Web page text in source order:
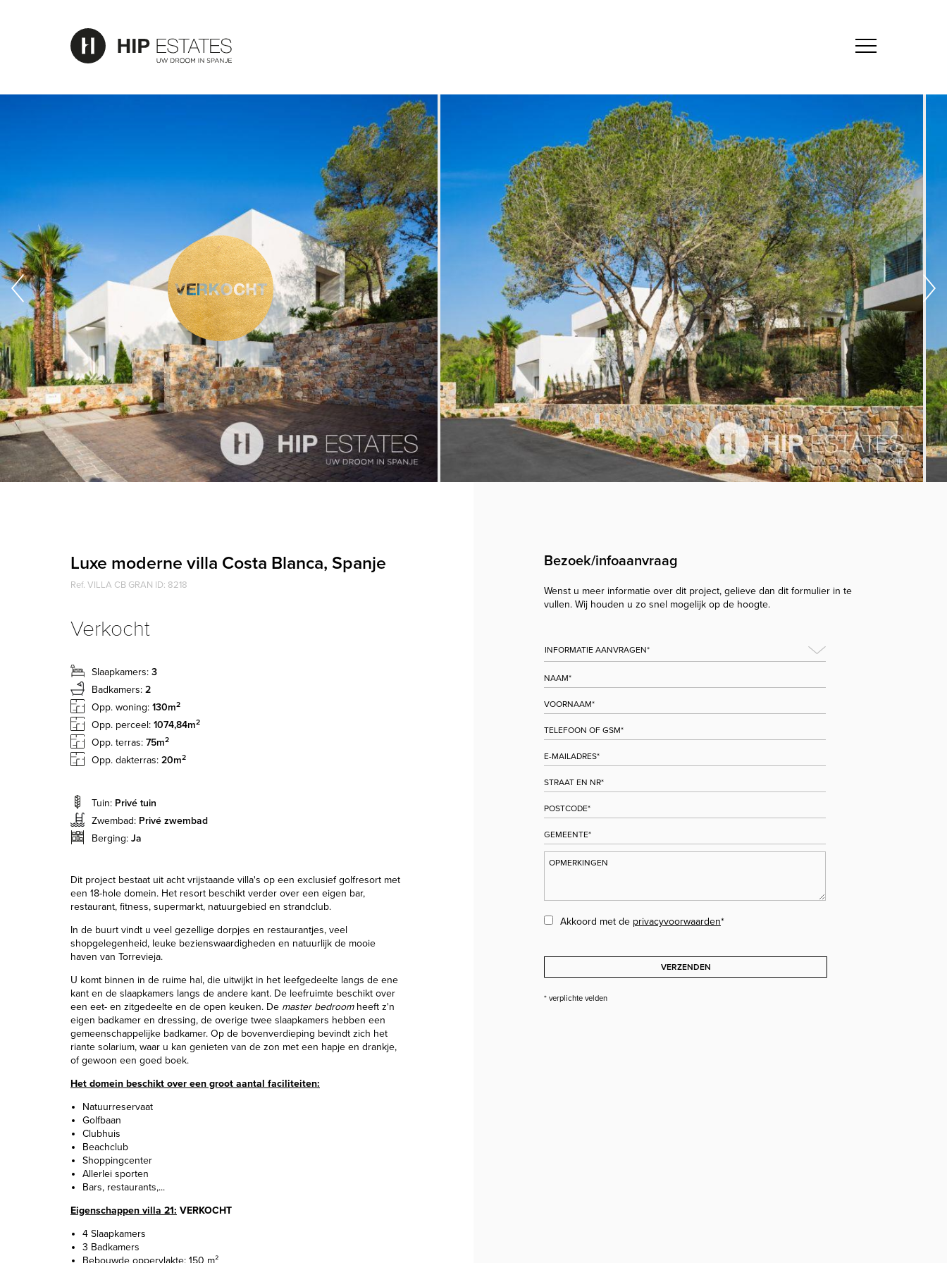
Luxe moderne villa Costa Blanca, Spanje
Ref. VILLA CB GRAN ID: 8218
Verkocht
Slaapkamers: 3
Badkamers: 2
Opp. woning: 130m2
Opp. perceel: 1074,84m2
Opp. terras: 75m2
Opp. dakterras: 20m2
Tuin: Privé tuin
Zwembad: Privé zwembad
Berging: Ja
Dit project bestaat uit acht vrijstaande villa's op een exclusief golfresort met
een 18-hole domein. Het resort beschikt verder over een eigen bar,
restaurant, fitness, supermarkt, natuurgebied en strandclub.
In de buurt vindt u veel gezellige dorpjes en restaurantjes, veel
shopgelegenheid, leuke bezienswaardigheden en natuurlijk de mooie
haven van Torrevieja.
U komt binnen in de ruime hal, die uitwijkt in het leefgedeelte langs de ene
kant en de slaapkamers langs de andere kant. De leefruimte beschikt over
een eet- en zitgedeelte en de open keuken. De master bedroom heeft z'n
eigen badkamer en dressing, de overige twee slaapkamers hebben een
gemeenschappelijke badkamer. Op de bovenverdieping bevindt zich het
riante solarium, waar u kan genieten van de zon met een hapje en drankje,
of gewoon een goed boek.
Het domein beschikt over een groot aantal faciliteiten:
Natuurreservaat
Golfbaan
Clubhuis
Beachclub
Shoppingcenter
Allerlei sporten
Bars, restaurants,...
Eigenschappen villa 21: VERKOCHT
4 Slaapkamers
3 Badkamers
Bebouwde oppervlakte: 150 m²
Bezoek/infoaanvraag
Wenst u meer informatie over dit project, gelieve dan dit formulier in te
vullen. Wij houden u zo snel mogelijk op de hoogte.
Akkoord met de privacyvoorwaarden*
VERZENDEN
* verplichte velden